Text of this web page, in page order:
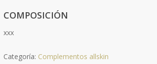
COMPOSICIÓN
xxx
Categoría: Complementos allskin